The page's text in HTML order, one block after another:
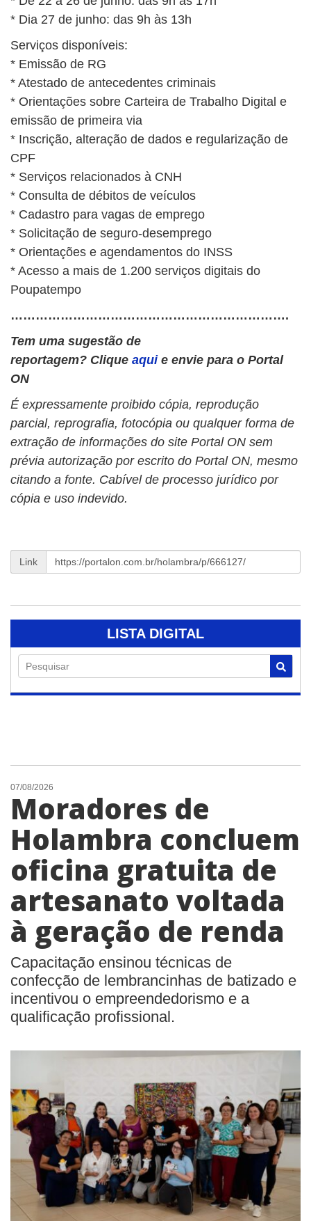
* Dia 27 de junho: das 9h às 13h
Serviços disponíveis:
* Emissão de RG
* Atestado de antecedentes criminais
* Orientações sobre Carteira de Trabalho Digital e
emissão de primeira via
* Inscrição, alteração de dados e regularização de
CPF
* Serviços relacionados à CNH
* Consulta de débitos de veículos
* Cadastro para vagas de emprego
* Solicitação de seguro-desemprego
* Orientações e agendamentos do INSS
* Acesso a mais de 1.200 serviços digitais do
Poupatempo
………………………………………………………….
Tem uma sugestão de
reportagem? Clique aqui e envie para o Portal
ON
É expressamente proibido cópia, reprodução
parcial, reprografia, fotocópia ou qualquer forma de
extração de informações do site Portal ON sem
prévia autorização por escrito do Portal ON, mesmo
citando a fonte. Cabível de processo jurídico por
cópia e uso indevido.
Link
LISTA DIGITAL
Pesquisar
07/08/2026
Moradores de
Holambra concluem
oficina gratuita de
artesanato voltada
à geração de renda
Capacitação ensinou técnicas de
confecção de lembrancinhas de batizado e
incentivou o empreendedorismo e a
qualificação profissional.